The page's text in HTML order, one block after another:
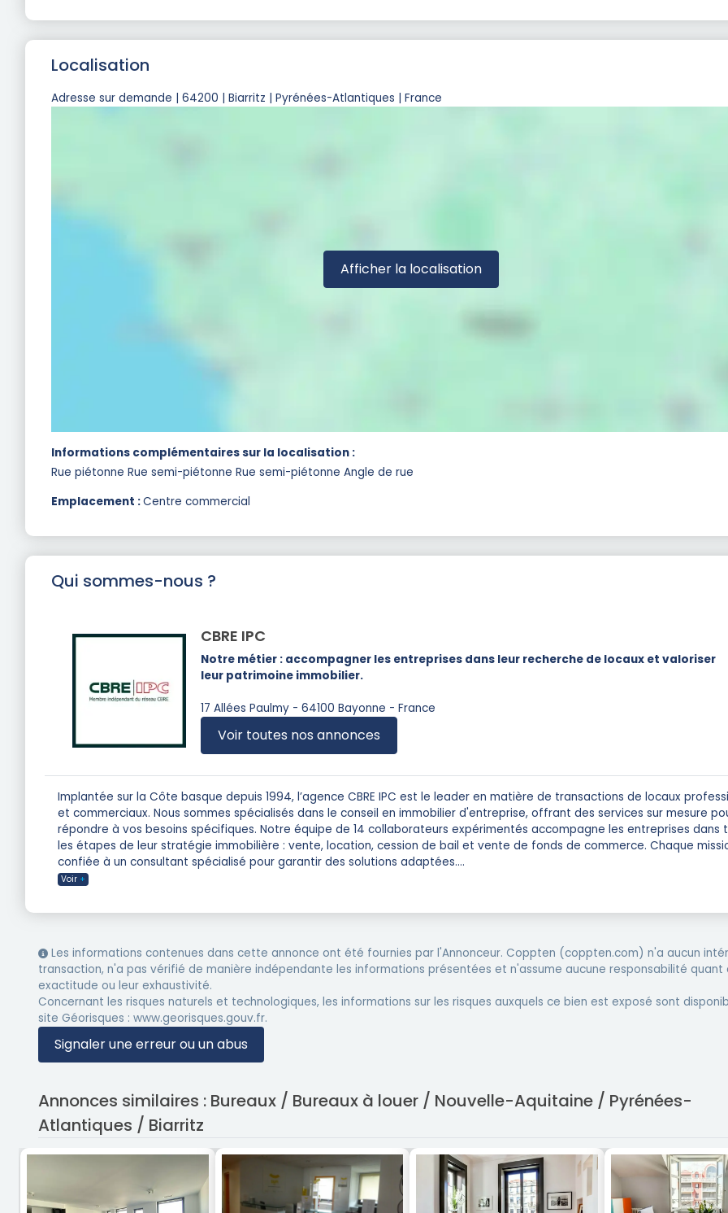
Localisation
Adresse sur demande | 64200 | Biarritz | Pyrénées-Atlantiques | France
Afficher la localisation
Informations complémentaires sur la localisation :
Rue piétonne Rue semi-piétonne Rue semi-piétonne Angle de rue
Emplacement :Centre commercial
Qui sommes-nous ?
CBRE IPC
Notre métier : accompagner les entreprises dans leur recherche de locaux et valoriser
leur patrimoine immobilier.
17 Allées Paulmy - 64100 Bayonne - France
Voir toutes nos annonces
Implantée sur la Côte basque depuis 1994, l’agence CBRE IPC est le leader en matière de transactions de locaux
et commerciaux. Nous sommes spécialisés dans le conseil en immobilier d'entreprise, offrant des services sur mesure
répondre à vos besoins spécifiques. Notre équipe de 14 collaborateurs expérimentés accompagne les entreprises dans
les étapes de leur stratégie immobilière : vente, location, cession de bail et vente de fonds de commerce. Chaque
confiée à un consultant spécialisé pour garantir des solutions adaptées....
Voir +
Les informations contenues dans cette annonce ont été fournies par l'Annonceur. Coppten (coppten.com) n'a aucun
transaction, n'a pas vérifié de manière indépendante les informations présentées et n'assume aucune responsabilité quant
exactitude ou leur exhaustivité.
Concernant les risques naturels et technologiques, les informations sur les risques auxquels ce bien est exposé sont
site Géorisques : www.georisques.gouv.fr.
Signaler une erreur ou un abus
Annonces similaires : Bureaux / Bureaux à louer / Nouvelle-Aquitaine / Pyrénées-
Atlantiques / Biarritz